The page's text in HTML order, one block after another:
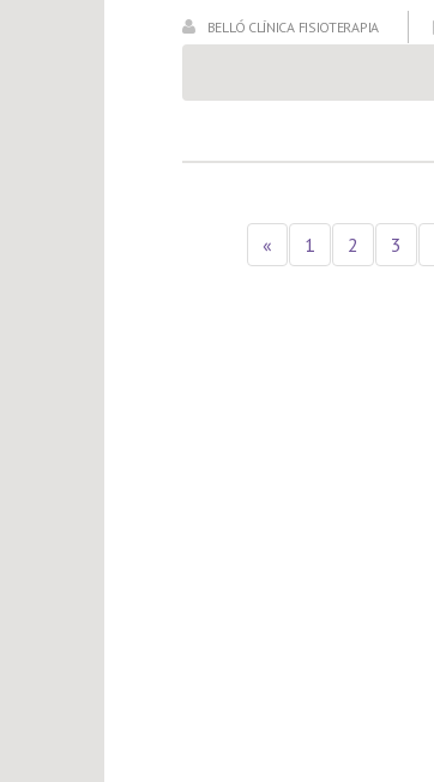
BELLÓ CLÍNICA FISIOTERAPIA
« 1 2 3